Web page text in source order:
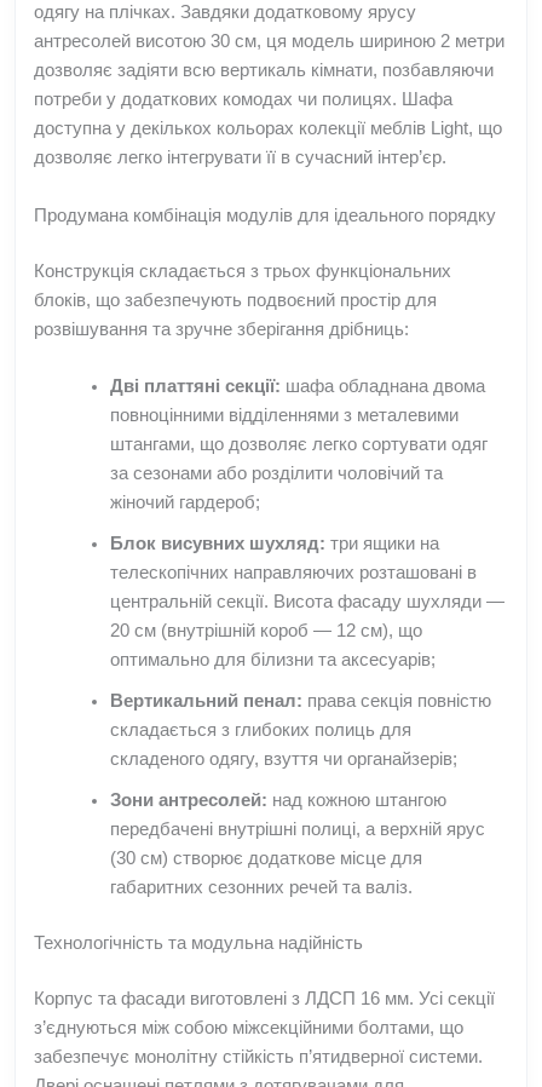
одягу на плічках. Завдяки додатковому ярусу
антресолей висотою 30 см, ця модель шириною 2 метри
дозволяє задіяти всю вертикаль кімнати, позбавляючи
потреби у додаткових комодах чи полицях. Шафа
доступна у декількох кольорах колекції меблів Light, що
дозволяє легко інтегрувати її в сучасний інтер’єр.
Продумана комбінація модулів для ідеального порядку
Конструкція складається з трьох функціональних
блоків, що забезпечують подвоєний простір для
розвішування та зручне зберігання дрібниць:
Дві платтяні секції: шафа обладнана двома
повноцінними відділеннями з металевими
штангами, що дозволяє легко сортувати одяг
за сезонами або розділити чоловічий та
жіночий гардероб;
Блок висувних шухляд: три ящики на
телескопічних направляючих розташовані в
центральній секції. Висота фасаду шухляди —
20 см (внутрішній короб — 12 см), що
оптимально для білизни та аксесуарів;
Вертикальний пенал: права секція повністю
складається з глибоких полиць для
складеного одягу, взуття чи органайзерів;
Зони антресолей: над кожною штангою
передбачені внутрішні полиці, а верхній ярус
(30 см) створює додаткове місце для
габаритних сезонних речей та валіз.
Технологічність та модульна надійність
Корпус та фасади виготовлені з ЛДСП 16 мм. Усі секції
з’єднуються між собою міжсекційними болтами, що
забезпечує монолітну стійкість п’ятидверної системи.